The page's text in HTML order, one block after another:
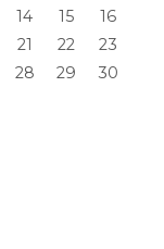
14 15
16
21 22
23
28 29
30